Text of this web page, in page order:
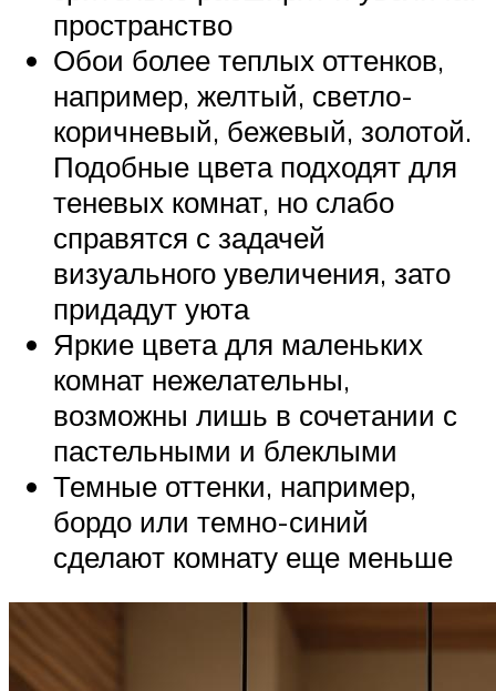
пространство
Обои более теплых оттенков,
например, желтый, светло-
коричневый, бежевый, золотой.
Подобные цвета подходят для
теневых комнат, но слабо
справятся с задачей
визуального увеличения, зато
придадут уюта
Яркие цвета для маленьких
комнат нежелательны,
возможны лишь в сочетании с
пастельными и блеклыми
Темные оттенки, например,
бордо или темно-синий
сделают комнату еще меньше